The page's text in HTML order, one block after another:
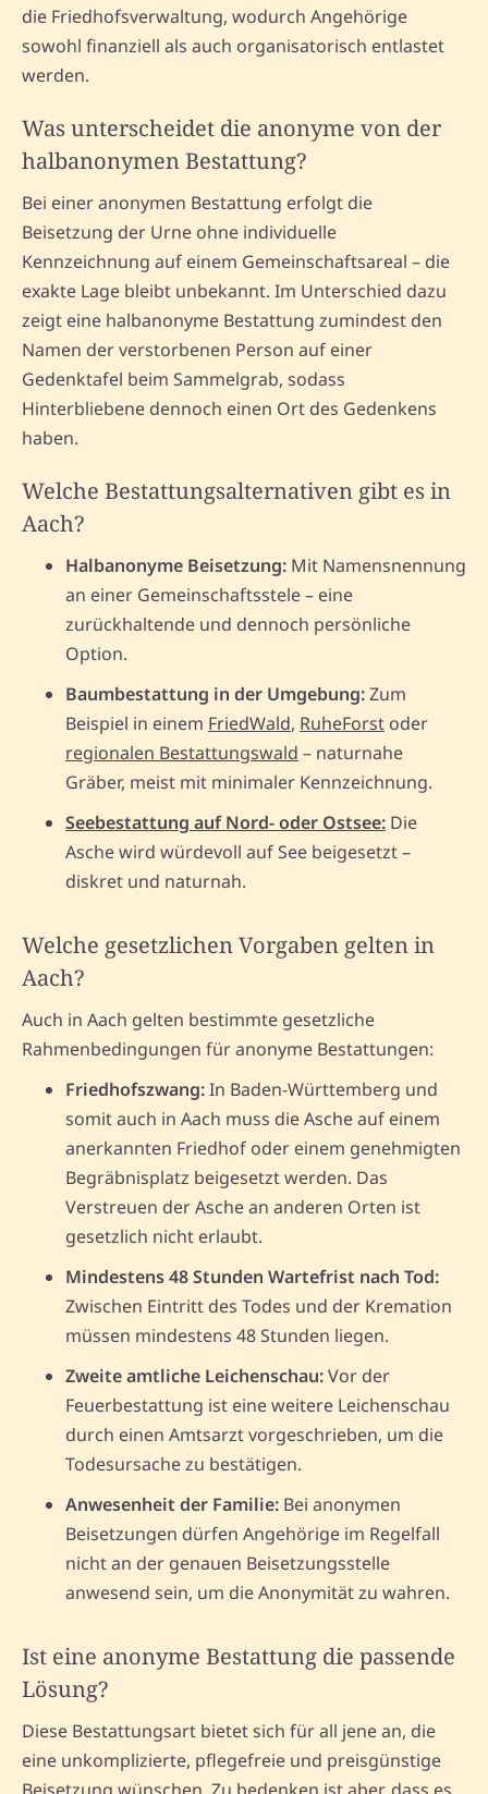
die Friedhofsverwaltung, wodurch Angehörige
sowohl finanziell als auch organisatorisch entlastet
werden.
Was unterscheidet die anonyme von der
halbanonymen Bestattung?
Bei einer anonymen Bestattung erfolgt die
Beisetzung der Urne ohne individuelle
Kennzeichnung auf einem Gemeinschaftsareal – die
exakte Lage bleibt unbekannt. Im Unterschied dazu
zeigt eine halbanonyme Bestattung zumindest den
Namen der verstorbenen Person auf einer
Gedenktafel beim Sammelgrab, sodass
Hinterbliebene dennoch einen Ort des Gedenkens
haben.
Welche Bestattungsalternativen gibt es in
Aach?
Halbanonyme Beisetzung: Mit Namensnennung
an einer Gemeinschaftsstele – eine
zurückhaltende und dennoch persönliche
Option.
Baumbestattung in der Umgebung:Zum
Beispiel in einem FriedWald, RuheForst oder
regionalen Bestattungswald – naturnahe
Gräber, meist mit minimaler Kennzeichnung.
Seebestattung auf Nord- oder Ostsee: Die
Asche wird würdevoll auf See beigesetzt –
diskret und naturnah.
Welche gesetzlichen Vorgaben gelten in
Aach?
Auch in Aach gelten bestimmte gesetzliche
Rahmenbedingungen für anonyme Bestattungen:
Friedhofszwang:In Baden-Württemberg und
somit auch in Aach muss die Asche auf einem
anerkannten Friedhof oder einem genehmigten
Begräbnisplatz beigesetzt werden. Das
Verstreuen der Asche an anderen Orten ist
gesetzlich nicht erlaubt.
Mindestens 48 Stunden Wartefrist nach Tod:
Zwischen Eintritt des Todes und der Kremation
müssen mindestens 48 Stunden liegen.
Zweite amtliche Leichenschau:Vor der
Feuerbestattung ist eine weitere Leichenschau
durch einen Amtsarzt vorgeschrieben, um die
Todesursache zu bestätigen.
Anwesenheit der Familie: Bei anonymen
Beisetzungen dürfen Angehörige im Regelfall
nicht an der genauen Beisetzungsstelle
anwesend sein, um die Anonymität zu wahren.
Ist eine anonyme Bestattung die passende
Lösung?
Diese Bestattungsart bietet sich für all jene an, die
eine unkomplizierte, pflegefreie und preisgünstige